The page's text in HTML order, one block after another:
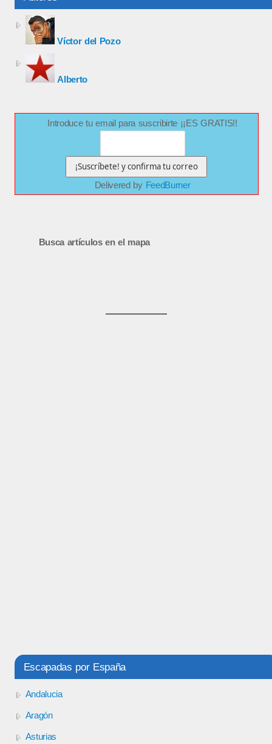
Víctor del Pozo
Alberto
Introduce tu email para suscribirte ¡¡ES GRATIS!!
Delivered by FeedBurner
Busca artículos en el mapa
Escapadas por España
Andalucia
Aragón
Asturias